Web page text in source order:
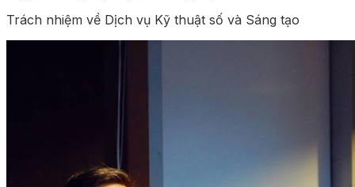
Trách nhiệm về Dịch vụ Kỹ thuật số và Sáng tạo